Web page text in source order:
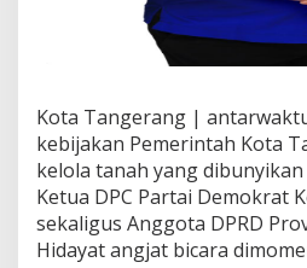
Kota Tangerang |
kebijakan Pemerintah Kota
kelola tanah yang dibunyikan
Ketua DPC Partai Demokrat
sekaligus Anggota DPRD
Hidayat angjat bicara